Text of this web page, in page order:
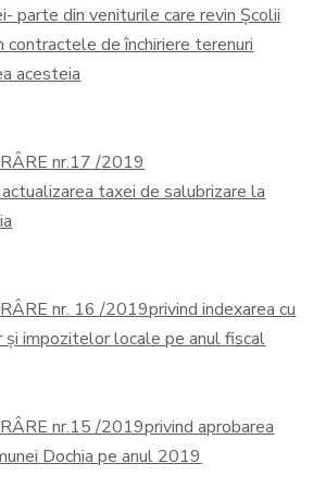
parte din veniturile care revin Școlii
contractele de închiriere terenuri
acesteia
nr.17 /2019
taxei de salubrizare la
nr. 16 /2019privind indexarea cu
impozitelor locale pe anul fiscal
nr.15 /2019privind aprobarea
Dochia pe anul 2019